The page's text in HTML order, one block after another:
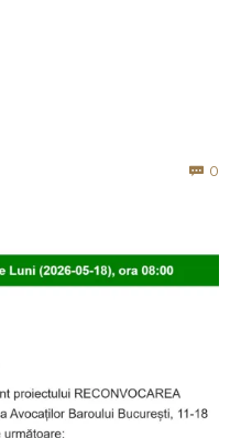
 0